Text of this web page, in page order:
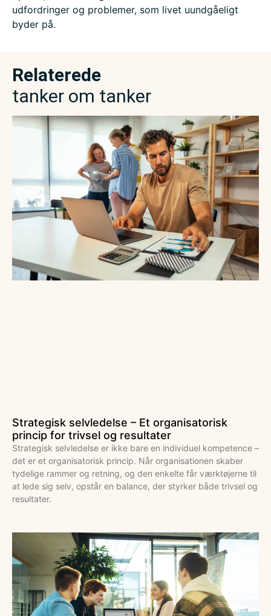
udfordringer og problemer, som livet uundgåeligt
byder på.
Relaterede
tanker om tanker
Strategisk selvledelse – Et organisatorisk
princip for trivsel og resultater
Strategisk selvledelse er ikke bare en individuel kompetence –
det er et organisatorisk princip. Når organisationen skaber
tydelige rammer og retning, og den enkelte får værktøjerne til
at lede sig selv, opstår en balance, der styrker både trivsel og
resultater.